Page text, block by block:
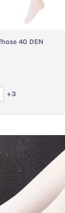
40 DEN
ist zurzeit
+3
Preis: